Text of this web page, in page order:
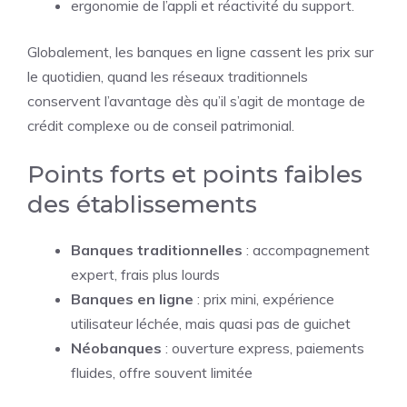
ergonomie de l’appli et réactivité du support.
Globalement, les banques en ligne cassent les prix sur
le quotidien, quand les réseaux traditionnels
conservent l’avantage dès qu’il s’agit de montage de
crédit complexe ou de conseil patrimonial.
Points forts et points faibles
des établissements
Banques traditionnelles : accompagnement
expert, frais plus lourds
Banques en ligne : prix mini, expérience
utilisateur léchée, mais quasi pas de guichet
Néobanques : ouverture express, paiements
fluides, offre souvent limitée